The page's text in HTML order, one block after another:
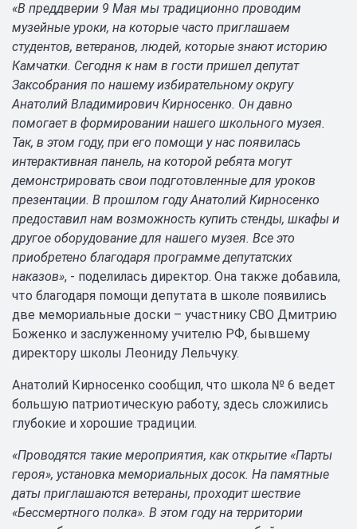
«В преддверии 9 Мая мы традиционно проводим
музейные уроки, на которые часто приглашаем
студентов, ветеранов, людей, которые знают историю
Камчатки. Сегодня к нам в гости пришел депутат
Заксобрания по нашему избирательному округу
Анатолий Владимирович Кирносенко. Он давно
помогает в формировании нашего школьного музея.
Так, в этом году, при его помощи у нас появилась
интерактивная панель, на которой ребята могут
демонстрировать свои подготовленные для уроков
презентации. В прошлом году Анатолий Кирносенко
предоставил нам возможность купить стенды, шкафы и
другое оборудование для нашего музея. Все это
приобретено благодаря программе депутатских
наказов», - поделилась директор. Она также добавила,
что благодаря помощи депутата в школе появились
две мемориальные доски – участнику СВО Дмитрию
Боженко и заслуженному учителю РФ, бывшему
директору школы Леониду Лельчуку.
Анатолий Кирносенко сообщил, что школа № 6 ведет
большую патриотическую работу, здесь сложились
глубокие и хорошие традиции.
«Проводятся такие мероприятия, как открытие «Парты
героя», установка мемориальных досок. На памятные
даты приглашаются ветераны, проходит шествие
«Бессмертного полка». В этом году на территории